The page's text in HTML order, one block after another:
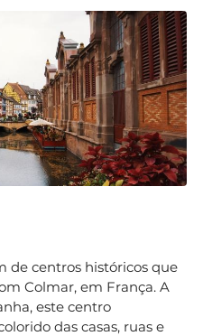
de centros históricos que
Colmar, em França. A
este centro
das casas, ruas e